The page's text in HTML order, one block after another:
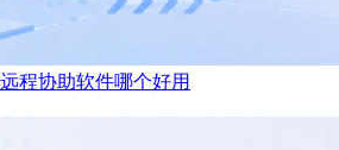
程协助软件哪个好用